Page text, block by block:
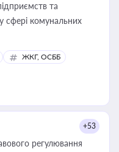
та
сфері комунальних
ЖКГ, ОСББ
+53
регулювання